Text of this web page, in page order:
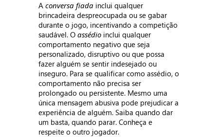
Aconversa fiada inclui qualquer
brincadeira despreocupada ou se gabar
durante o jogo, incentivando a competição
saudável. Oassédio inclui qualquer
comportamento negativo que seja
personalizado, disruptivo ou que possa
fazer alguém se sentir indesejado ou
inseguro. Para se qualificar como assédio, o
comportamento não precisa ser
prolongado ou persistente. Mesmo uma
única mensagem abusiva pode prejudicar a
experiência de alguém. Saiba quando dar
um basta, quando parar. Conheça e
respeite o outro jogador.